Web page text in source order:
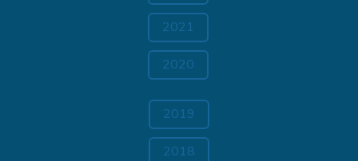
2021
2020
2019
2018